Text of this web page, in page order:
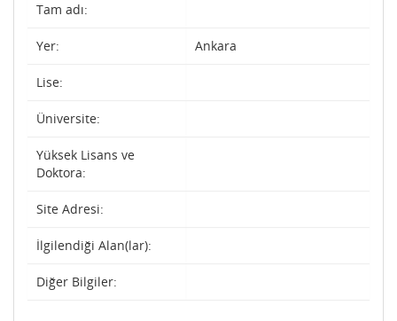
Tam adı:
Yer: Ankara
Lise:
Üniversite:
Yüksek Lisans ve
Doktora:
Site Adresi:
İlgilendiği Alan(lar):
Diğer Bilgiler: